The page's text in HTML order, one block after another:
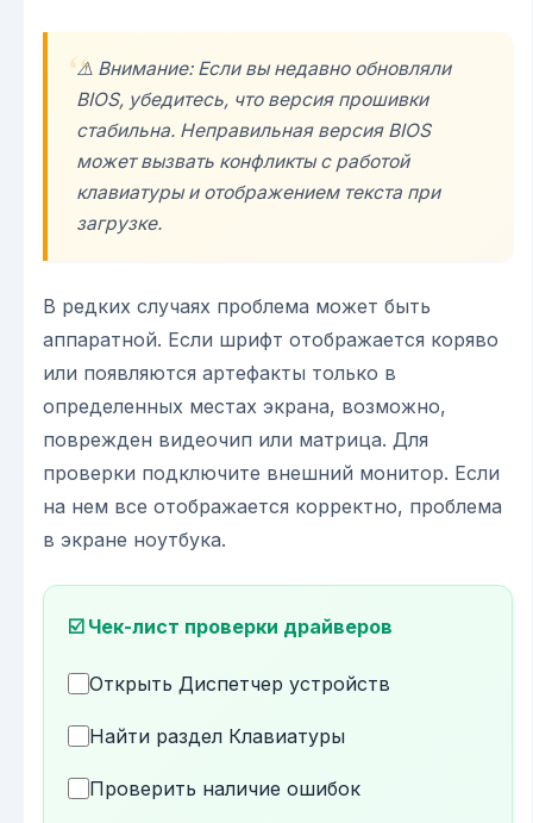
⚠️ Внимание: Если вы недавно обновляли
BIOS, убедитесь, что версия прошивки
стабильна. Неправильная версия BIOS
может вызвать конфликты с работой
клавиатуры и отображением текста при
загрузке.
В редких случаях проблема может быть
аппаратной. Если шрифт отображается коряво
или появляются артефакты только в
определенных местах экрана, возможно,
поврежден видеочип или матрица. Для
проверки подключите внешний монитор. Если
на нем все отображается корректно, проблема
в экране ноутбука.
☑️ Чек-лист проверки драйверов
Открыть Диспетчер устройств
Найти раздел Клавиатуры
Проверить наличие ошибок